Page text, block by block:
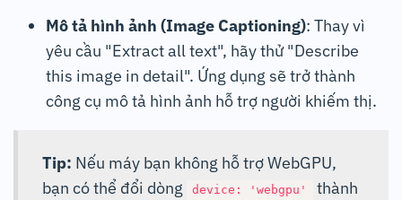
Mô tả hình ảnh (Image Captioning): Thay vì
yêu cầu "Extract all text", hãy thử "Describe
this image in detail". Ứng dụng sẽ trở thành
công cụ mô tả hình ảnh hỗ trợ người khiếm thị.
Tip: Nếu máy bạn không hỗ trợ WebGPU,
bạn có thể đổi dòng
device: 'webgpu' thành